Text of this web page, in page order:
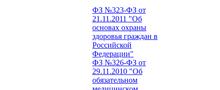
ФЗ №323-ФЗ от
21.11.2011 "Об
основах охраны
здоровья граждан в
Российской
Федерации"
ФЗ №326-ФЗ от
29.11.2010 "Об
обязательном